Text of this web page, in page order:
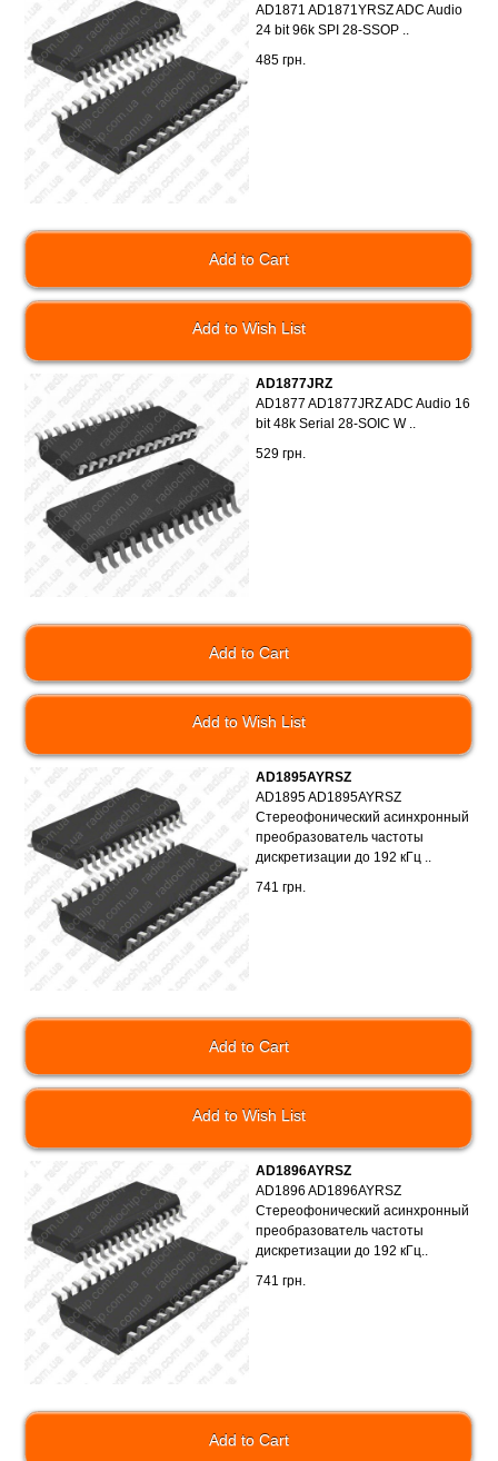
Add to Wish List
485 грн.
AD1871 AD1871YRSZ ADC Audio
24 bit 96k SPI 28-SSOP ..
Add to Wish List
529 грн.
AD1877JRZ
AD1877 AD1877JRZ ADC Audio 16
bit 48k Serial 28-SOIC W ..
Add to Wish List
741 грн.
AD1895AYRSZ
AD1895 AD1895AYRSZ
Стереофонический асинхронный
преобразователь частоты
дискретизации до 192 кГц ..
741 грн.
AD1896AYRSZ
AD1896 AD1896AYRSZ
Стереофонический асинхронный
преобразователь частоты
дискретизации до 192 кГц..